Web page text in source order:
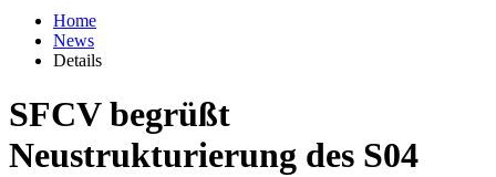
Home
News
Details
SFCV begrüßt
Neustrukturierung des S04